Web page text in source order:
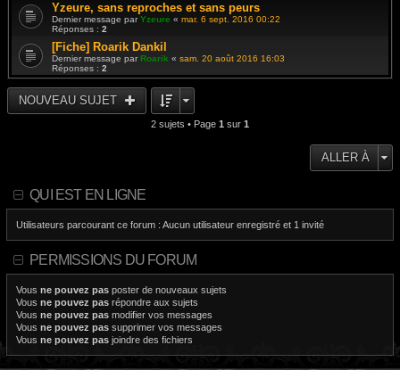
Yzeure, sans reproches et sans peurs
Dernier message parYzeure « mar. 6 sept. 2016 00:22
Réponses : 2
[Fiche] Roarik Dankil
Dernier message parRoarik « sam. 20 août 2016 16:03
Réponses : 2
NOUVEAU SUJET
2 sujets • Page 1 sur 1
ALLER À
QUI EST EN LIGNE
Utilisateurs parcourant ce forum : Aucun utilisateur enregistré et 1 invité
PERMISSIONS DU FORUM
Vous ne pouvez pas poster de nouveaux sujets
Vous ne pouvez pas répondre aux sujets
Vous ne pouvez pas modifier vos messages
Vous ne pouvez pas supprimer vos messages
Vous ne pouvez pas joindre des fichiers